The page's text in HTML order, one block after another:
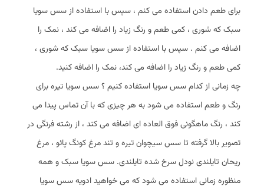
برای طعم دادن استفاده می کنم ، سپس با استفاده از سس سویا
سبک که شوری ، کمی طعم و رنگ زیاد را اضافه می کند ، نمک را
اضافه می کنم . سپس با استفاده از سس سویا سبک که شوری ،
کمی طعم و رنگ زیاد را اضافه می کند، نمک را اضافه کنید.
چه زمانی از کدام سس سویا استفاده کنیم ؟ سس سویا تیره برای
رنگ و طعم استفاده می شود به هر چیزی که با آن تماس پیدا می
کند ، رنگ ماهگونی فوق العاده ای اضافه می کند ، از رشته فرنگی در
تصویر بالا گرفته تا سس سیچوان تیره و تند مرغ کونگ پائو ، مرغ
ریحان تایلندی نودل سرخ شده تایلندی. سس سویا سبک و همه
منظوره زمانی استفاده می شود که می خواهید ادویه سس سویا